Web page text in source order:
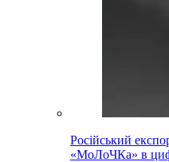
Російський
«МоЛоЧКа» в